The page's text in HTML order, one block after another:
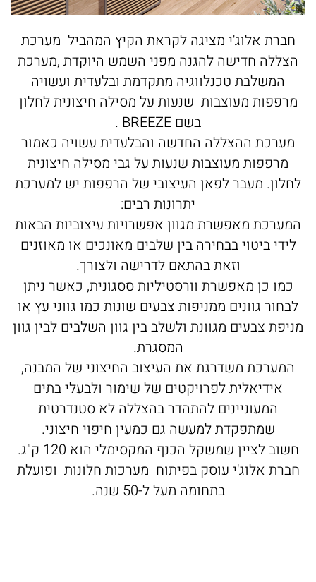
חברת אלוג'י מציגה לקראת הקיץ המהביל מערכת
הצללה חדישה להגנה מפני השמש היוקדת ,מערכת
המשלבת טכנלווגיה מתקדמת ובלעדית ועשויה
מרפפות מעוצבות שנעות על מסילה חיצונית לחלון
בשם BREEZE .
מערכת ההצללה החדשה והבלעדית עשויה כאמור
מרפפות מעוצבות שנעות על גבי מסילה חיצונית
לחלון. מעבר לפאן העיצובי של הרפפות יש למערכת
יתרונות רבים:
המערכת מאפשרת מגוון אפשרויות עיצוביות הבאות
לידי ביטוי בבחירה בין שלבים מאונכים או מאוזנים
וזאת בהתאם לדרישה ולצורך.
כמו כן מאפשרת וורסטיליות ססגונית, כאשר ניתן
לבחור גוונים ממניפות צבעים שונות כמו גווני עץ או
מניפת צבעים מגוונת ולשלב בין גוון השלבים לבין גוון
המסגרת.
המערכת משדרגת את העיצוב החיצוני של המבנה,
אידיאלית לפרויקטים של שימור ולבעלי בתים
המעוניינים להתהדר בהצללה לא סטנדרטית
שמתפקדת למעשה גם כמעין חיפוי חיצוני.
חשוב לציין שמשקל הכנף המקסימלי הוא 120 ק"ג.
חברת אלוג'י עוסק בפיתוח מערכות חלונות ופועלת
בתחומה מעל ל-50 שנה.